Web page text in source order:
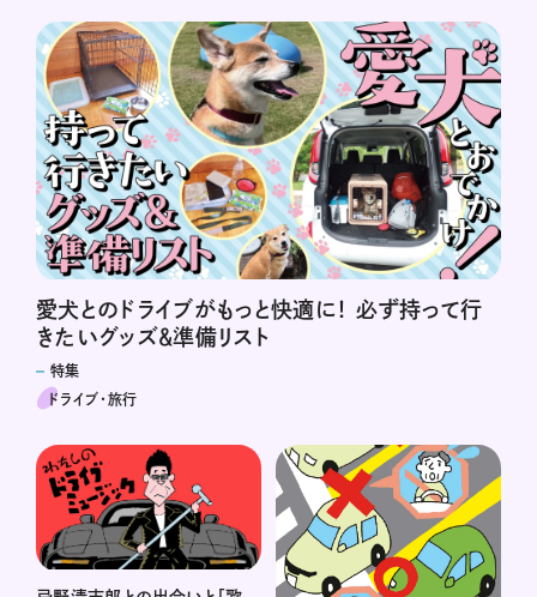
愛犬とのドライブがもっと快適に！ 必ず持って行
きたいグッズ＆準備リスト
特集
ドライブ･旅行